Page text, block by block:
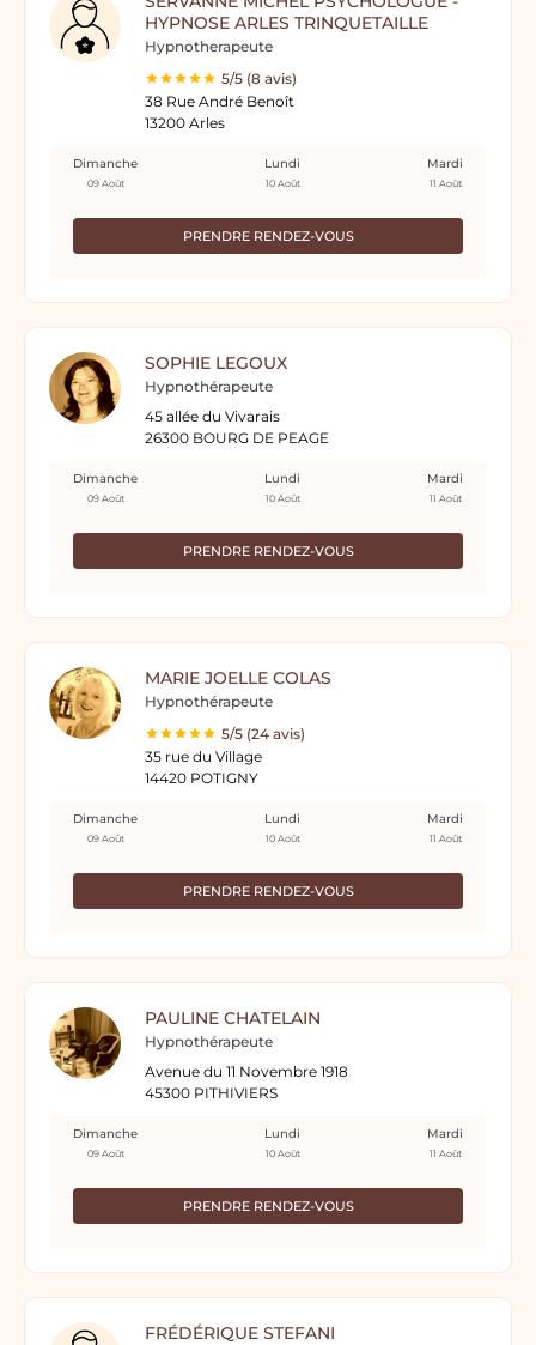
HYPNOSE ARLES TRINQUETAILLE
Hypnotherapeute
5/5 (8 avis)
38 Rue André Benoît
13200 Arles
PRENDRE RENDEZ-VOUS
Dimanche
09 Août
Lundi
10 Août
Mardi
11 Août
SOPHIE LEGOUX
Hypnothérapeute
45 allée du Vivarais
26300 BOURG DE PEAGE
PRENDRE RENDEZ-VOUS
Dimanche
09 Août
Lundi
10 Août
Mardi
11 Août
MARIE JOELLE COLAS
Hypnothérapeute
5/5 (24 avis)
35 rue du Village
14420 POTIGNY
PRENDRE RENDEZ-VOUS
Dimanche
09 Août
Lundi
10 Août
Mardi
11 Août
PAULINE CHATELAIN
Hypnothérapeute
Avenue du 11 Novembre 1918
45300 PITHIVIERS
PRENDRE RENDEZ-VOUS
Dimanche
09 Août
Lundi
10 Août
Mardi
11 Août
FRÉDÉRIQUE STEFANI